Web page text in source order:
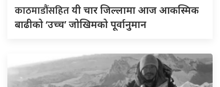
काठमाडौंसहितयी चार जिल्लामा आज आकस्मिक
बाढीको ‘उच्च’ जोखिमको पूर्वानुमान